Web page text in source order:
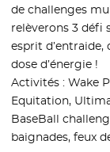
de challenges
relèverons 3 défi
esprit d’entraide,
dose d’énergie !
Activités : Wake
Equitation,
BaseBall
baignades, feux